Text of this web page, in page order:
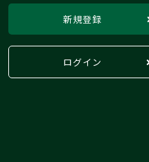
新規登録
ログイン